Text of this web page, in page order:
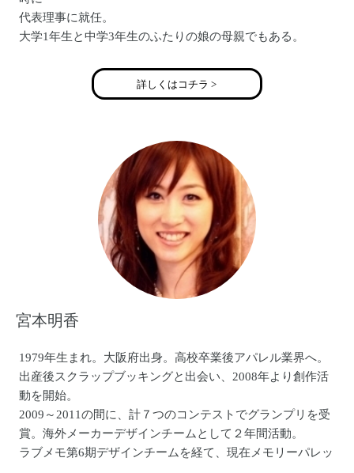
ローテーションに選ばれる。その後もアルバムを出すたび
に、全国各ラジオ局のパワープレイに選 ばれ続ける。タワ
の音楽番組に多数出演。
2013年5月11日、充電期間を終えたVo.maiやコーラスも完全
のメンバーで再始動！！
代表理事に就任。
大学1年生と中学3年生のふたりの娘の母親でもある。
詳しくはコチラ >
宮本明香
1979年生まれ。大阪府出身。高校卒業後アパレル業界へ。
出産後スクラップブッキングと出会い、2008年より創作活
動を開始。
2009～2011の間に、計７つのコンテストでグランプリを受
賞。海外メーカーデザインチームとして２年間活動。
ラブメモ第6期デザインチームを経て、現在メモリーパレッ